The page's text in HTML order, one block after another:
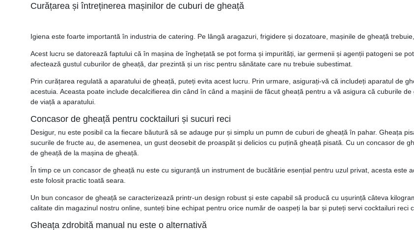
Curățarea și întreținerea mașinilor de cuburi de gheață
Igiena este foarte importantă în industria de catering. Pe lângă aragazuri, frigidere și dozatoare, mașinile de gheață
Acest lucru se datorează faptului că în mașina de înghețată se pot forma și impurități, iar germenii și agenții patogeni se
afectează gustul cuburilor de gheață, dar prezintă și un risc pentru sănătate care nu trebuie subestimat.
Prin curățarea regulată a aparatului de gheață, puteți evita acest lucru. Prin urmare, asigurați-vă că includeți aparatul de
acestuia. Aceasta poate include decalcifierea din când în când a mașinii de făcut gheață pentru a vă asigura că cuburile
de viață a aparatului.
Concasor de gheață pentru cocktailuri și sucuri reci
Desigur, nu este posibil ca la fiecare băutură să se adauge pur și simplu un pumn de cuburi de gheață în pahar. Gheața
sucurile de fructe au, de asemenea, un gust deosebit de proaspăt și delicios cu puțină gheață pisată. Cu un concasor de
de gheață de la mașina de gheață.
În timp ce un concasor de gheață nu este cu siguranță un instrument de bucătărie esențial pentru uzul privat, acesta este
este folosit practic toată seara.
Un bun concasor de gheață se caracterizează printr-un design robust și este capabil să producă cu ușurință câteva
calitate din magazinul nostru online, sunteți bine echipat pentru orice număr de oaspeți la bar și puteți servi cocktailuri reci
Gheața zdrobită manual nu este o alternativă